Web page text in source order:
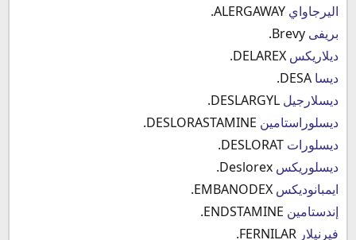
اليرجاواي
بريفى
ديلاريكس
ديسا
ديسلارجيل
ديسلوراستامين
ديسلورات
ديسلوريكس
ايمبانوديكس
إندستامين
فيرنيلار